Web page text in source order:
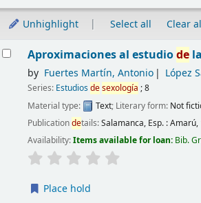
Unhighlight Select all Clear
Results
Aproximaciones al estudiode
by Fuertes Martín, Antonio López
Series: Estudiosdesexología ; 8
Material type:
Text; Literary form: Not
Publicationdetails:Salamanca, Esp. :Amarú,
Availability:Items available for loan: Bib.
Place hold